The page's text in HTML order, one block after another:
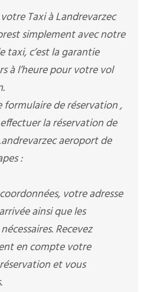
Taxi à Landrevarzec
simplement avec notre
taxi, c’est la garantie
à l’heure pour votre vol
formulaire de réservation ,
la réservation de
aeroport de
:
votre adresse
ainsi que les
Recevez
en compte votre
et vous